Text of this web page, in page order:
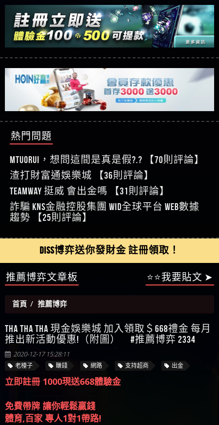
金 被M.L.Edge詐騙的錢一招拿回
不是詐騙 Robinhood是真的嗎 被Robinhood詐騙的錢怎
麼辦 本文教你如何拿回被騙資金
資金賴zg369】FLTO是詐騙嗎 FLTO是不是詐騙 FLTO是
真的嗎 被FLTO詐騙的錢怎麼辦 本文教你如何拿回
被騙資金
【其他問題】 遇詐騙求救賴【zg369】八旬老翁被
ALYWS詐騙家破人亡 ALYWS是真的嗎 ALYWS是不是詐騙
ALYWS是詐騙嗎 （ALYWS）無法出金 請小心群組暗椿
【其他問題】 一招教你揭秘新型詐騙手法 （受害
者免費援助賴zg369）當當詐騙 當當是不是詐騙 當
當是真的嗎 當當是詐騙嗎 六旬老婦深信當當高獲
利回報被騙的家破人亡
【其他問題】用理性數據指路，開啟你的高回報
娛樂之旅
【其他問題】【老玩家不藏私】2025 線上老虎機
這樣挑！RTP、波動率和平台安全的全攻略！
【推薦博弈】這款《ATG 武俠》老虎機真的猛！玩
過才知道什麼叫超過3萬種中獎方式！
【推薦博弈】BNG電子遊戲完整攻略！熱門老虎
機、集鴻運玩法、獨家試玩一次看！
【其他問題】【2025】ATG試玩必看！戰神賽特
51,000倍數玩法攻略，輕鬆稱霸老虎機！
【其他問題】「拆解力智投資詐騙套路緊急追討
賴zg369」力智投資是不是詐騙 力智投資是真的嗎
力智投資是詐騙嗎 南部老翁還在癡迷力智投資高
回報獲利 請不要在匯款
【其他問題】 【遇天盛商行詐騙追回資金賴
zg369】天盛商行詐騙 天盛商行是不是詐騙 天盛商
行是真的嗎 天盛商行是詐騙嗎 被天盛商行詐騙一
招教你拿回
【其他問題】 受害者援助賴【zg369】退休老翁被
大戶e點靈詐騙痛不欲生 大戶e點靈是真的嗎 大戶e
點靈是不是詐騙 大戶e點靈是詐騙嗎 大戶e點靈無
法出金 （大戶e點靈）教你如何規避詐騙陷阱
【其他問題】 弘記投資詐騙持續收割國人中【免
費討回資金賴zg369】弘記投資是詐騙嗎 弘記投資
是不是詐騙 弘記投資是真的嗎 被弘記投資詐騙的
錢怎麼辦 本文教你如何拿回被騙資金
【其他問題】 被騙追回賴【zg369】KnTop利用新型
詐騙手法欺詐群眾 KnTop是真的嗎 KnTop是不是詐騙
KnTop是詐騙嗎 【KnTop】KnTop無法出金 被KnTop詐騙
的錢一招拿回
【其他問題】機台運算專案詐騙持續收割國人中
【免費討回資金賴zg369】機台運算專案是詐騙嗎
機台運算專案是不是詐騙 機台運算專案是真的嗎
被機台運算專案詐騙的錢怎麼辦 本文教你如何拿
回被騙資金
【其他問題】 Hoyabit詐騙持續收割國人中【免費
討回資金賴zg369】Hoyabit是詐騙嗎 Hoyabit是不是詐
騙 Hoyabit是真的嗎 被HoyabitHoyabit詐騙的錢怎麼辦
本文教你如何拿回被騙資金
【其他問題】KS.M多元化行銷詐騙持續收割國人
中【免費討回資金賴zg369】KS.M多元化行銷是詐
騙嗎 KS.M多元化行銷是不是詐騙 KS.M多元化行銷是
真的嗎 被KS.M多元化行銷詐騙的錢怎麼辦 本文教
【其他問題】免費追回賴「zg369」深度解析野原
家 Family & Love如何詐騙 野原家 Family & Love是不是詐
騙 野原家 Family & Love是真的嗎 野原家 Family & Love是
【其他問題】元盈橋詐騙持續收割國人中【免費
討回資金賴zg369】元盈橋是詐騙嗎 元盈橋是不是
本文教你如何拿回被騙資金
【其他問題】被騙追回賴【zg369】M.L.Edge利用新
是詐騙 M.L.Edge是詐騙嗎 【M.L.Edge】M.L.Edge無法出
金 被M.L.Edge詐騙的錢一招拿回
費討回資金賴zg369】Robinhood是詐騙嗎 Robinhood是
不是詐騙 Robinhood是真的嗎 被Robinhood詐騙的錢怎
麼辦 本文教你如何拿回被騙資金
【其他問題】FLTO詐騙持續收割國人中【免費討回
資金賴zg369】FLTO是詐騙嗎 FLTO是不是詐騙 FLTO是
真的嗎 被FLTO詐騙的錢怎麼辦 本文教你如何拿回
被騙資金
【其他問題】 遇詐騙求救賴【zg369】八旬老翁被
ALYWS詐騙家破人亡 ALYWS是真的嗎 ALYWS是不是詐騙
ALYWS是詐騙嗎 （ALYWS）無法出金 請小心群組暗椿
【其他問題】 一招教你揭秘新型詐騙手法 （受害
者免費援助賴zg369）當當詐騙 當當是不是詐騙 當
利回報被騙的家破人亡
好厲
【陳順堪】黑網不出金
【黃伊珊】不推薦爛公司
【陳順堪】星匯娛樂城出金幾次後贏錢就不給出
金
【陳順堪】黑網出金幾次後贏了就不出金出
【玩運彩】
【asd】唬爛不出金黑網垃圾平台
【蘇俊曄】所以會出金嗎現在也是一樣的狀況
【侯依揚】廢物喔
【傑】推代理真的好相處
回答
【王亞廷】LINE:kK605638
【王亞廷】#免費手遊#錢龍皇ONLINE#http
【傑】真的
【蔡如軒】黑網一個呵呵
【Wei】讚
【沈樂慧】又是九州??爛死了黑網不要玩
【林伊依】爛死了拉贏錢直接鎖帳號可以去吃屎
【陳靜茹】推薦小畢，我也是小畢的會員～～
【AVA娛樂城】還會自己做假對話來毀謗欸哈哈哈
【陳順堪】黑網不出金
【黃伊珊】不推薦爛公司
【陳順堪】星匯娛樂城出金幾次後贏錢就不給出
金
【陳順堪】黑網出金幾次後贏了就不出金出
【玩運彩】
【蘇俊曄】所以會出金嗎現在也是一樣的狀況
【侯依揚】廢物喔
熱門問題
MTUORUi，想問這間是真是假?.? 【70則評論】
渣打財富通娛樂城 【36則評論】
TEAMWAY 挺威 會出金嗎 【31則評論】
詐騙 kns金融控股集團 WID全球平台 WEB數據
趨勢 【25則評論】
DISS博弈送你發財金 註冊領取！
推薦博弈文章板 ⭐⭐我要貼文 ➤
首頁 推薦博弈
THA THA THA 現金娛樂城 加入領取＄668禮金 每月
推出新活動優惠!（附圖） #推薦博弈 2334
2020-12-17 15:28:11
老檯子 賺錢 網路 支持超商 出金
立即註冊 1000現送668體驗金
免費帶牌 讓你輕鬆贏錢
體育,百家 專人1對1帶路!